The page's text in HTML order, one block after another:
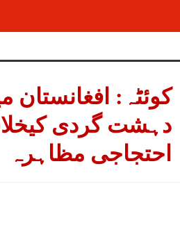
کوئٹہ: افغانستان
دہشت گردی
احتجاجی مظاہرہ